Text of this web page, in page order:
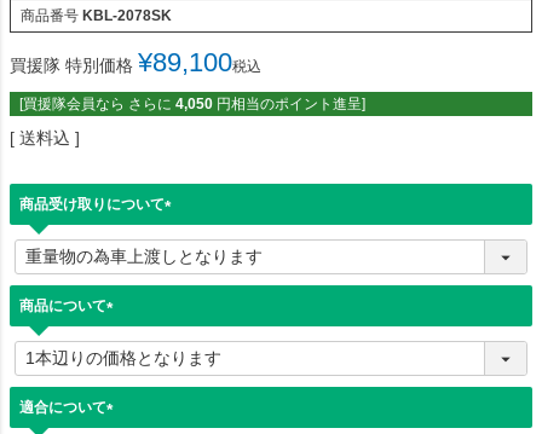
商品番号 KBL-2078SK
買援隊 特別価格 ¥89,100税込
[買援隊会員なら さらに 4,050 円相当のポイント進呈]
送料込
商品受け取りについて
必
須
商品について
必
須
適合について